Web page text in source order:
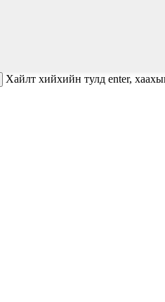
Хайлт хийхийн тулд enter,